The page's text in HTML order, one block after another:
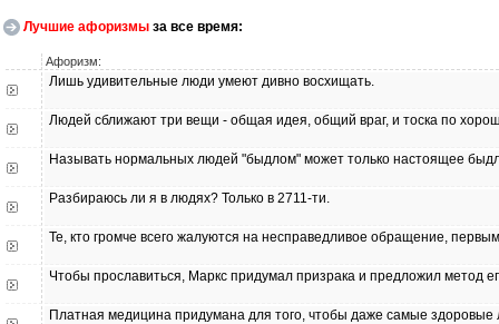
Лучшие афоризмы за все время:
Афоризм:
Лишь удивительные люди умеют дивно восхищать.
Людей сближают три вещи - общая идея, общий враг, и тоска по
Называть нормальных людей "быдлом" может только настоящее
Разбираюсь ли я в людях? Только в 2711-ти.
Те, кто громче всего жалуются на несправедливое обращение,
Чтобы прославиться, Маркс придумал призрака и предложил метод
Платная медицина придумана для того, чтобы даже самые здоровые